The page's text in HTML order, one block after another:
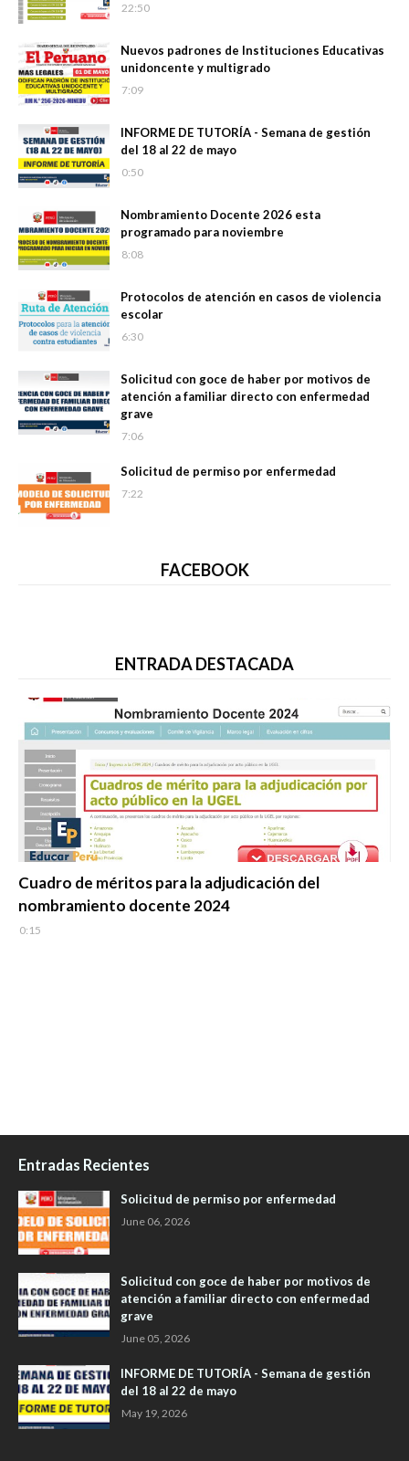
22:50
Nuevos padrones de Instituciones Educativas
unidoncente y multigrado
7:09
INFORME DE TUTORÍA - Semana de gestión
del 18 al 22 de mayo
0:50
Nombramiento Docente 2026 esta
programado para noviembre
8:08
Protocolos de atención en casos de violencia
escolar
6:30
Solicitud con goce de haber por motivos de
atención a familiar directo con enfermedad
grave
7:06
Solicitud de permiso por enfermedad
7:22
FACEBOOK
ENTRADA DESTACADA
Cuadro de méritos para la adjudicación del
nombramiento docente 2024
0:15
Entradas Recientes
Solicitud de permiso por enfermedad
June 06, 2026
Solicitud con goce de haber por motivos de
atención a familiar directo con enfermedad
grave
June 05, 2026
INFORME DE TUTORÍA - Semana de gestión
del 18 al 22 de mayo
May 19, 2026